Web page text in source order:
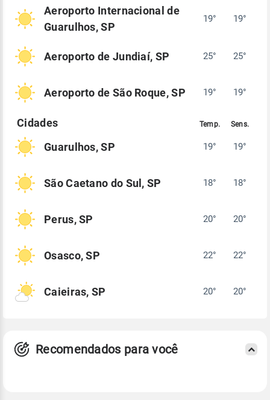
Aeroporto Internacional de
Guarulhos, SP
19° 19°
Aeroporto de Jundiaí, SP 25° 25°
Aeroporto de São Roque, SP 19° 19°
Guarulhos, SP 19° 19°
São Caetano do Sul, SP 18° 18°
Perus, SP 20° 20°
Osasco, SP 22° 22°
Caieiras, SP 20° 20°
Recomendados para você